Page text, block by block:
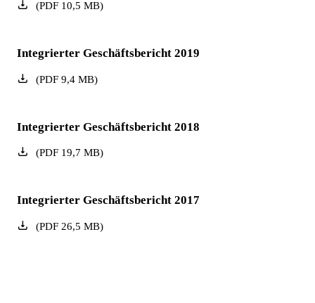
(PDF10,5 MB)
Integrierter Geschäftsbericht 2019
(PDF9,4 MB)
Integrierter Geschäftsbericht 2018
(PDF19,7 MB)
Integrierter Geschäftsbericht 2017
(PDF26,5 MB)